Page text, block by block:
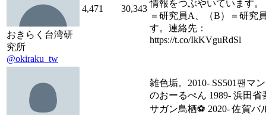
おきらく台湾研
究所
@okiraku_tw
4,471 30,343
情報をつぶやいています
＝研究員A、（B）＝研究
す。連絡先：
https://t.co/IkKVguRdSl
雑色垢。2010- SS501팬マ
のおーるぺん 1989- 浜田省
サガン鳥栖⚽ 2020- 佐賀バ